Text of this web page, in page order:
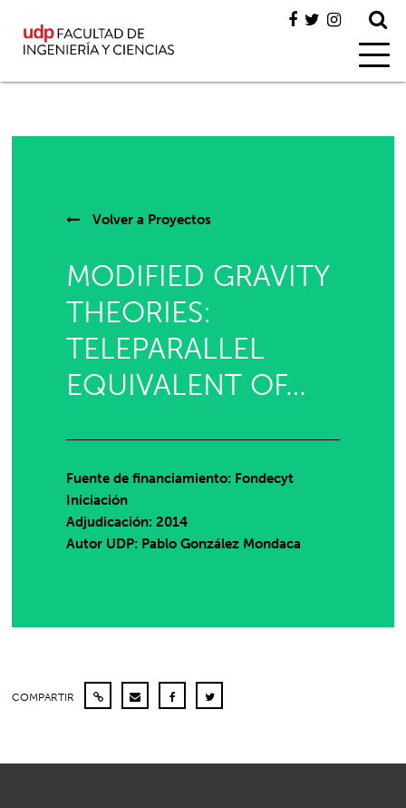
Volver a Proyectos
MODIFIED GRAVITY
THEORIES:
TELEPARALLEL
EQUIVALENT OF…
Fuente de financiamiento: Fondecyt
Iniciación
Adjudicación: 2014
Autor UDP: Pablo González Mondaca
COMPARTIR